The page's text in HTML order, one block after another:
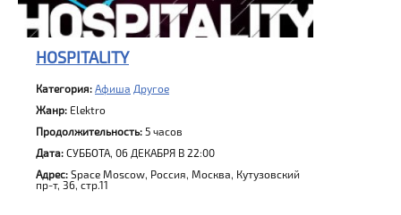
HOSPITALITY
Категория: Афиша Другое
Жанр: Elektro
Продолжительность: 5 часов
Дата: СУББОТА, 06 ДЕКАБРЯ В 22:00
Адрес: Space Moscow, Россия, Москва, Кутузовский
пр-т, 36, стр.11